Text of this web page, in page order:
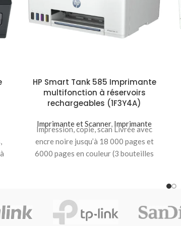
HP Smart Tank 585 Imprimante
multifonction à réservoirs
rechargeables (1F3Y4A)
Imprimante et Scanner, Imprimante
Impression, copie, scan Livrée avec
encre noire jusqu’à 18 000 pages et
6000 pages en couleur (3 bouteilles